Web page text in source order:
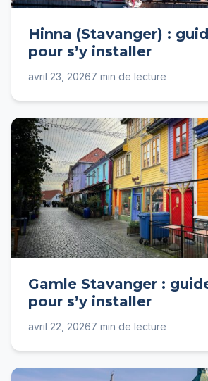
Hinna (Stavanger) :
pour s’y installer
avril 23, 20267 min de lecture
Gamle Stavanger :
pour s’y installer
avril 22, 20267 min de lecture